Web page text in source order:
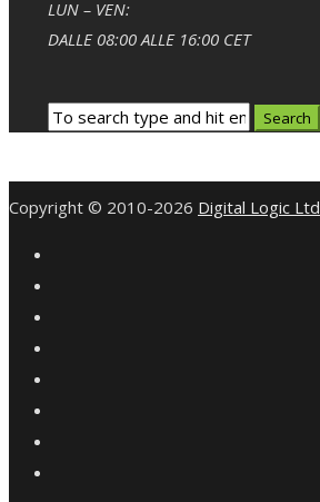
LUN – VEN:
DALLE 08:00 ALLE 16:00 CET
Copyright © 2010-2026 Digital Logic Ltd